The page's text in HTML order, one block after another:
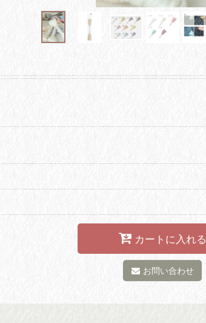
カートに入れる
お問い合わせ